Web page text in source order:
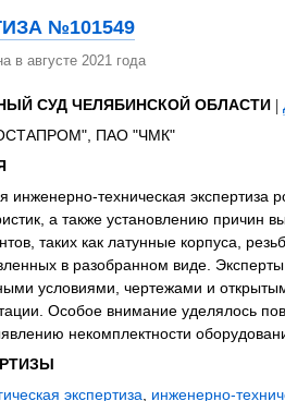
№101549
в августе 2021 года
СУД ЧЕЛЯБИНСКОЙ ОБЛАСТИ |
ПАО "ЧМК"
инженерно-техническая экспертиза
а также установлению причин
таких как латунные корпуса,
в разобранном виде.
условиями, чертежами и
Особое внимание уделялось
некомплектности
экспертиза, инженерно-